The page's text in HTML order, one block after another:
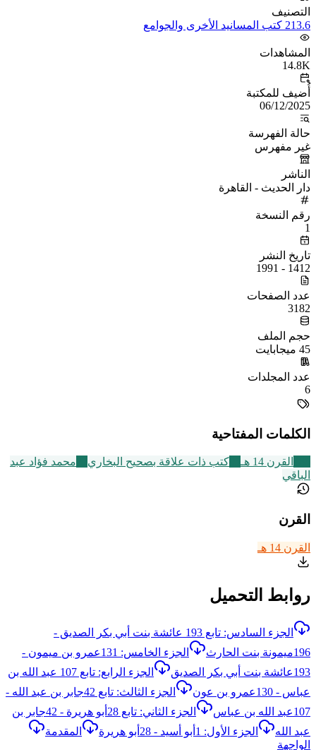
التصنيف
213.6 كتب المسانيد الأخرى والجوامع
المشاهدات
14.8K
أُضيف للمكتبة
06/12/2025
حالة الفهرسة
غير مفهرس
الناشر
دار الحديث - القاهرة
رقم النسخة
1
تاريخ النشر
1412 - 1991
عدد الصفحات
3182
حجم الملف
45 ميجابايت
عدد المجلدات
6
الكلمات المفتاحية
القرن 14 هـ كتب ذات علاقة بصحيح البخاري
محمد فؤاد عبد
الباقي
القرن
القرن 14 هـ
روابط التحميل
الجزء السادس: تابع 193 عائشة بنت أبي بكر الصديق -
196ميمونة بنت الحارث
الجزء الخامس: 131عمرو بن ميمون -
193عائشة بنت أبي بكر الصديق
الجزء الرابع: تابع 107 عبد الله بن
عباس - 130عمرو بن عون
الجزء الثالث: تابع 42جابر بن عبد الله -
107عبد الله بن عباس
الجزء الثاني: تابع 28أبو هريرة - 42جابر بن
عبد الله
الجزء الأول: 1أبو أسيد - 28أبو هريرة
المقدمة
الواجهة